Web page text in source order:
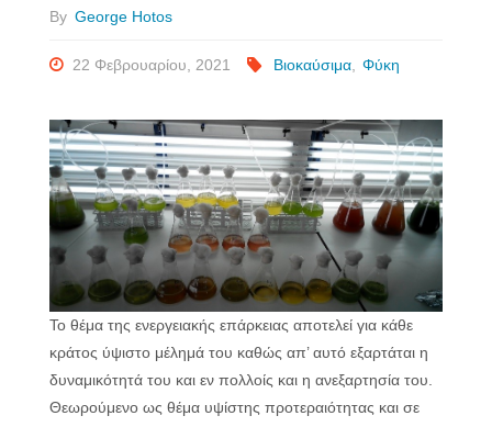
By George Hotos
22 Φεβρουαρίου, 2021 Βιοκαύσιμα, Φύκη
Το θέμα της ενεργειακής επάρκειας αποτελεί για κάθε
κράτος ύψιστο μέλημά του καθώς απ’ αυτό εξαρτάται η
δυναμικότητά του και εν πολλοίς και η ανεξαρτησία του.
Θεωρούμενο ως θέμα υψίστης προτεραιότητας και σε